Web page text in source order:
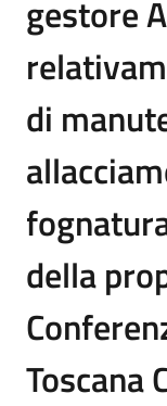
gestore
di
della
Toscana